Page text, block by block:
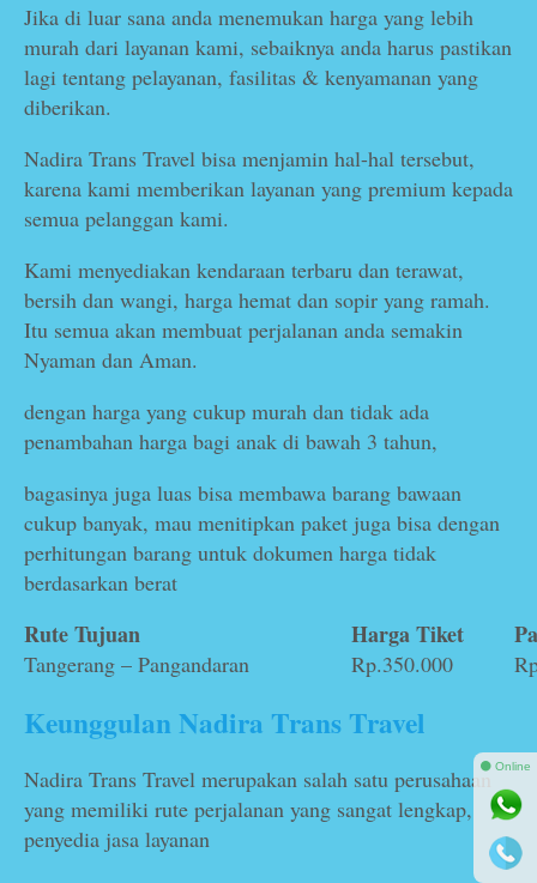
Jika di luar sana anda menemukan harga yang lebih
murah dari layanan kami, sebaiknya anda harus pastikan
lagi tentang pelayanan, fasilitas & kenyamanan yang
diberikan.
Nadira Trans Travel bisa menjamin hal-hal tersebut,
karena kami memberikan layanan yang premium kepada
semua pelanggan kami.
Kami menyediakan kendaraan terbaru dan terawat,
bersih dan wangi, harga hemat dan sopir yang ramah.
Itu semua akan membuat perjalanan anda semakin
Nyaman dan Aman.
dengan harga yang cukup murah dan tidak ada
penambahan harga bagi anak di bawah 3 tahun,
bagasinya juga luas bisa membawa barang bawaan
cukup banyak, mau menitipkan paket juga bisa dengan
perhitungan barang untuk dokumen harga tidak
berdasarkan berat
Rute Tujuan Harga Tiket
Tangerang – Pangandaran Rp.350.000
Keunggulan Nadira Trans Travel
Nadira Trans Travel merupakan salah satu perusahaan
yang memiliki rute perjalanan yang sangat lengkap,
penyedia jasa layanan
⚫ Online